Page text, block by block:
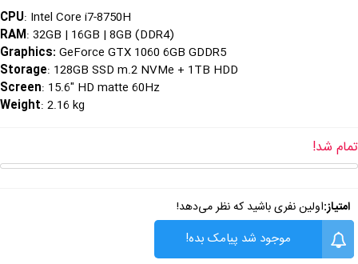
CPU: Intel Core i7-8750H
RAM: 32GB | 16GB | 8GB (DDR4)
Graphics: GeForce GTX 1060 6GB GDDR5
Storage: 128GB SSD m.2 NVMe + 1TB HDD
Screen: 15.6" HD matte 60Hz
Weight: 2.16 kg
تمام شد!
امتیاز:اولین نفری باشید که نظر می‌دهد!
موجود شد پیامک بده!